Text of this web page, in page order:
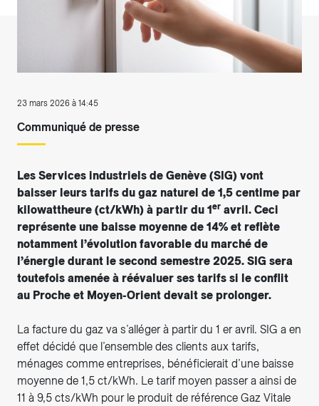
23 mars 2026 à 14:45
Communiqué de presse
Les Services industriels de Genève (SIG) vont
baisser leurs tarifs du gaz naturel de 1,5 centime par
kilowattheure (ct/kWh) à partir du 1 er avril. Ceci
représente une baisse moyenne de 14% et reflète
notamment l’évolution favorable du marché de
l’énergie durant le second semestre 2025. SIG sera
toutefois amenée à réévaluer ses tarifs si le conflit
au Proche et Moyen-Orient devait se prolonger.
La facture du gaz va s’alléger à partir du 1 er avril. SIG a en
effet décidé que l’ensemble des clients aux tarifs,
ménages comme entreprises, bénéficierait d’une baisse
moyenne de 1,5 ct/kWh. Le tarif moyen passer a ainsi de
11 à 9,5 cts/kWh pour le produit de référence Gaz Vitale